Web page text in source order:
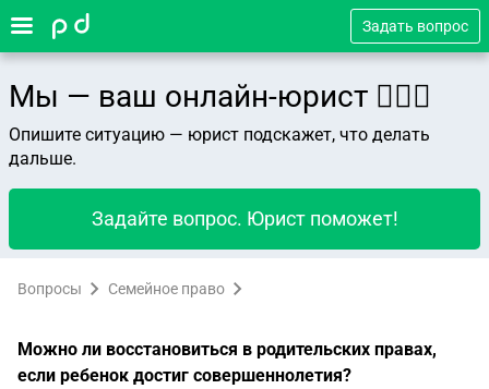
Задать вопрос
Мы — ваш онлайн-юрист 👨🏻‍⚖️
Опишите ситуацию — юрист подскажет, что делать
дальше.
Задайте вопрос. Юрист поможет!
Вопросы Семейное право
Можно ли восстановиться в родительских правах,
если ребенок достиг совершеннолетия?